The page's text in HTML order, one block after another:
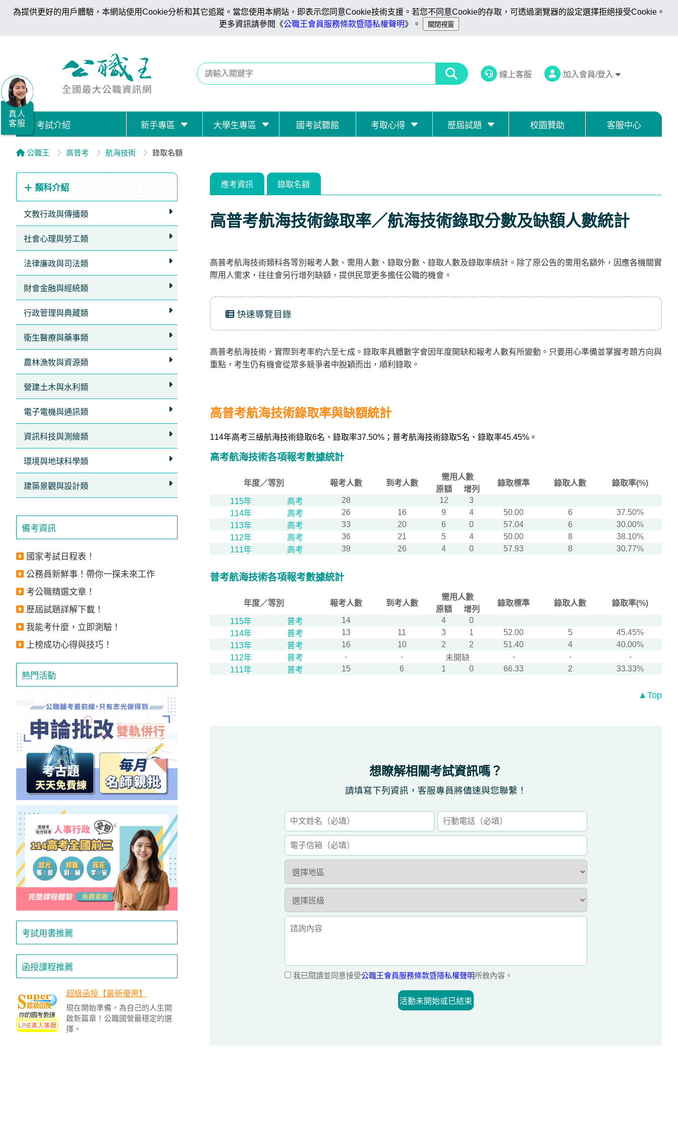
為提供更好的用戶體驗，本網站使用Cookie分析和其它追蹤。當您使用本網站，即表示您同意Cookie技術支援。若您不同意Cookie的存取，可透過瀏覽器的設定選擇拒絕接受Cookie。
更多資訊請參閱《公職王會員服務條款暨隱私權聲明》。
線上客服 加入會員/登入
考試介紹 新手專區 大學生專區 國考試聽館 考取心得 歷屆試題 校園贊助 客服中心
公職王 高普考 航海技術 錄取名額
類科介紹
文教行政與傳播類
社會心理與勞工類
法律廉政與司法類
財會金融與經統類
行政管理與典藏類
衛生醫療與藥事類
農林漁牧與資源類
營建土木與水利類
電子電機與通訊類
資訊科技與測繪類
環境與地球科學類
建築景觀與設計類
備考資訊
國家考試日程表！
公務員新鮮事！帶你一探未來工作
考公職精選文章！
歷屆試題詳解下載！
我能考什麼，立即測驗！
上榜成功心得與技巧！
熱門活動
考試用書推薦
函授課程推薦
超級函授【最新優惠】
現在開始準備，為自己的人生開
啟新篇章！公職國營最穩定的選
擇。
應考資訊 錄取名額
高普考航海技術錄取率／航海技術錄取分數及缺額人數統計
高普考航海技術類科各等別報考人數、需用人數、錄取分數、錄取人數及錄取率統計。除了原公告的需用名額外，因應各機關實
際用人需求，往往會另行增列缺額，提供民眾更多擔任公職的機會。
快速導覽目錄
高普考航海技術，實際到考率約六至七成。錄取率具體數字會因年度開缺和報考人數有所變動。只要用心準備並掌握考題方向與
重點，考生仍有機會從眾多競爭者中脫穎而出，順利錄取。
高普考航海技術錄取率與缺額統計
114年高考三級航海技術錄取6名、錄取率37.50%；普考航海技術錄取5名、錄取率45.45%。
高考航海技術各項報考數據統計
年度／等別 報考人數 到考人數
需用人數
錄取標準 錄取人數 錄取率(%)
原額
增列
115年
高考 28 12
3
114年
高考 26 16 9 4 50.00 6
37.50%
113年
高考 33 20 6 0 57.04 6
30.00%
112年
高考 36 21 5 4 50.00 8
38.10%
111年
高考 39 26 4 0 57.93 8 30.77%
普考航海技術各項報考數據統計
年度／等別 報考人數 到考人數
需用人數
錄取標準 錄取人數 錄取率(%)
原額
增列
115年
普考 14 4
0
114年
普考 13 11 3 1 52.00 5
45.45%
113年
普考 16 10 2 2 51.40 4
40.00%
112年
普考 - - 未開缺 - -
-
111年
普考 15 6 1 0 66.33 2 33.33%
▲Top
想瞭解相關考試資訊嗎？
請填寫下列資訊，客服專員將儘速與您聯繫！
我已閱讀並同意接受公職王會員服務條款暨隱私權聲明所敘內容。
活動未開始或已結束
真人
客服
職/
就
業/
證
務
據
點
即
LINE
方
人
，
再
得
500
扣！